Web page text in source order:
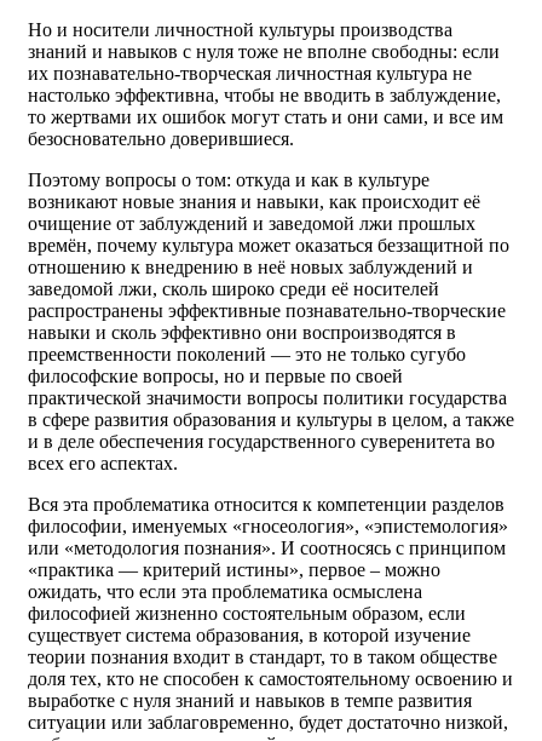
Но и носители личностной культуры производства
знаний и навыков с нуля тоже не вполне свободны: если
их познавательно-творческая личностная культура не
настолько эффективна, чтобы не вводить в заблуждение,
то жертвами их ошибок могут стать и они сами, и все им
безосновательно доверившиеся.
Поэтому вопросы о том: откуда и как в культуре
возникают новые знания и навыки, как происходит её
очищение от заблуждений и заведомой лжи прошлых
времён, почему культура может оказаться беззащитной по
отношению к внедрению в неё новых заблуждений и
заведомой лжи, сколь широко среди её носителей
распространены эффективные познавательно-творческие
навыки и сколь эффективно они воспроизводятся в
преемственности поколений — это не только сугубо
философские вопросы, но и первые по своей
практической значимости вопросы политики государства
в сфере развития образования и культуры в целом, а также
и в деле обеспечения государственного суверенитета во
всех его аспектах.
Вся эта проблематика относится к компетенции разделов
философии, именуемых «гносеология», «эпистемология»
или «методология познания». И соотносясь с принципом
«практика — критерий истины», первое – можно
ожидать, что если эта проблематика осмыслена
философией жизненно состоятельным образом, если
существует система образования, в которой изучение
теории познания входит в стандарт, то в таком обществе
доля тех, кто не способен к самостоятельному освоению и
выработке с нуля знаний и навыков в темпе развития
ситуации или заблаговременно, будет достаточно низкой,